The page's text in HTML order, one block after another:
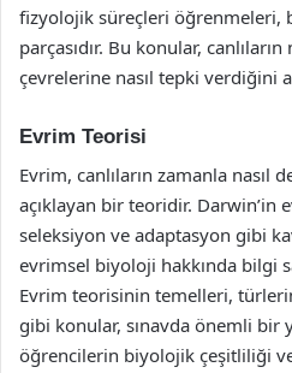
fizyolojik süreçleri
parçasıdır. Bu konular, canlıların
çevrelerine nasıl tepki verdiğini
Evrim Teorisi
Evrim, canlıların zamanla nasıl
açıklayan bir teoridir. Darwin’in
seleksiyon ve adaptasyon gibi
evrimsel biyoloji hakkında bilgi
Evrim teorisinin temelleri,
gibi konular, sınavda önemli bir
öğrencilerin biyolojik çeşitliliği